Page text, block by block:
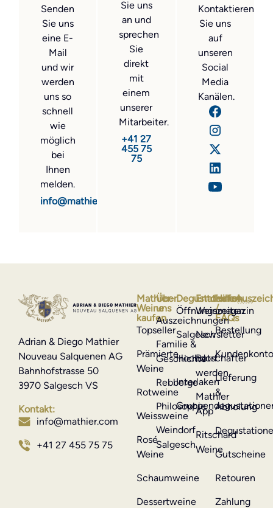
Senden
Sie uns
eine E-
Mail
und wir
werden
uns so
schnell
wie
möglich
bei
Ihnen
melden.
info@mathier.com
Sie uns
an und
sprechen
Sie
direkt
mit
einem
unserer
Mitarbeiter.
+41 27
455 75
75
Kontaktieren
Sie uns
auf
unseren
Social
Media
Kanälen.
Adrian & Diego Mathier
Nouveau Salquenen AG
Bahnhofstrasse 50
3970 Salgesch VS
Kontakt:
info@mathier.com
+41 27 455 75 75
Mathier-
Weine
kaufen
Topseller
Prämierte
Weine
Rotweine
Weissweine
Rosé
Weine
Schaumweine
Dessertweine
Hilfe
/
FAQs
Bestellung
Lieferung
&
Abholung
Gutscheine
Retouren
Zahlung
Entdecken
Weinmagazin
Newsletter
Botschafter
werden
Mathier
App
Ritschard
Weine
Degustationen
Öffnungszeiten
Salgesch
Hochdorf
Interlaken
Über
uns
Auszeichnungen
Familie &
Geschichte
Rebberge
Philosophie
Weindorf
Salgesch